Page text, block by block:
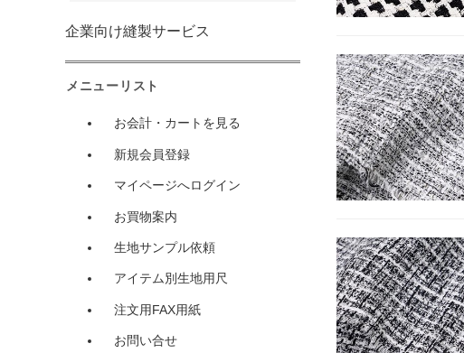
企業向け縫製サービス
メニューリスト
お会計・カートを見る
新規会員登録
マイページへログイン
お買物案内
生地サンプル依頼
アイテム別生地用尺
注文用FAX用紙
お問い合せ